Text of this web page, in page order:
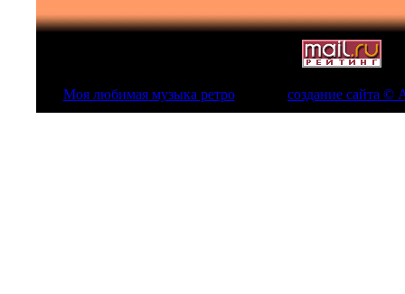
Моя любимая музыка ретро создание сайта ©